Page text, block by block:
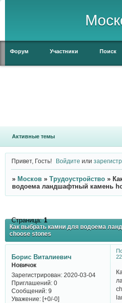
Форум Участники Поиск
Активные темы
Привет, Гость! Войдите или
» Москов » Трудоустройство »
водоема ландшафтный камень
Как выбрать камни для водоема
choose stones
Страница:1
Борис Виталиевич
Новичок
Зарегистрирован: 2020-03-04
Приглашений:0
Сообщений:9
Уважение: [+0/-0]